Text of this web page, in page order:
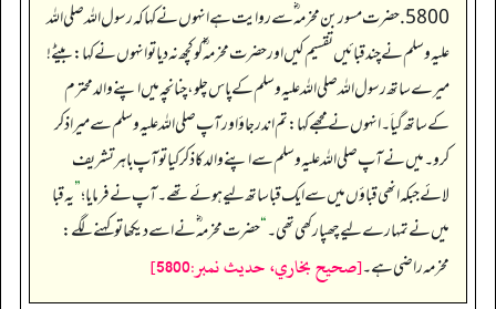
5800. حضرت مسور بن مخرمہ ؓ سے روایت ہے انہوں نے کہا کہ رسول اللہ صلی اللہ
علیہ وسلم نے چند قبائیں تقسیم کیں اور حضرت مخرمہ ؓ کو کچھ نہ دیا تو انہوں نے کہا: بیٹے!
میرے ساتھ رسول اللہ صلی اللہ علیہ وسلم کے پاس چلو، چنانچہ میں اپنے والد محترم
کے ساتھ گیاَ۔ انہوں نے مجھے کہا: تم اندر جاؤ اور آپ صلی اللہ علیہ وسلم سے میرا ذکر
کرو۔ میں نے آپ صلی اللہ علیہ وسلم سے اپنے والد کا ذکر کیا تو آپ باہر تشریف
لائے جبکہ انھی قباؤں میں سے ایک قبا ساتھ لیے ہوئے تھے۔ آپ نے فرمایا؛”یہ قبا
میں نے تمہارے لیے چھپا رکھی تھی۔“حضرت مخرمہ ؓ نے اسے دیکھا تو کہنے لگے:
مخرمہ راضی ہے۔[صحيح بخاري، حديث نمبر:5800]